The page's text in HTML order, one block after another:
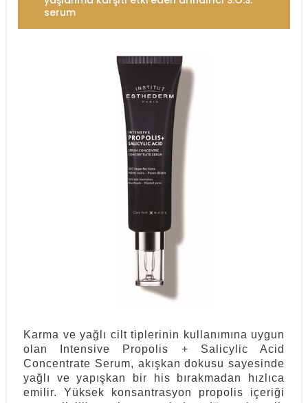
serum
Karma ve yağlı cilt tiplerinin kullanımına uygun
olan Intensive Propolis + Salicylic Acid
Concentrate Serum, akışkan dokusu sayesinde
yağlı ve yapışkan bir his bırakmadan hızlıca
emilir. Yüksek konsantrasyon propolis içeriği